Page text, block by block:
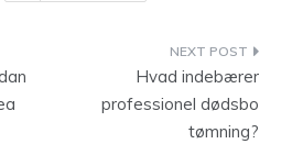
Hvad indebærer
professionel dødsbo
tømning?